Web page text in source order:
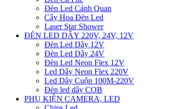
Đèn Led Cảnh Quan
Cây Hoa Đèn Led
Laser Star Shower
ĐÈN LED DÂY 220V, 24V, 12V
Đèn Led Dây 12V
Đèn Led Dây 24V
Đèn Led Neon Flex 12V
Led Dây Neon Flex 220V
Led Dây Cuộn 100M-220V
Đèn led dây COB
PHỤ KIỆN CAMERA, LED